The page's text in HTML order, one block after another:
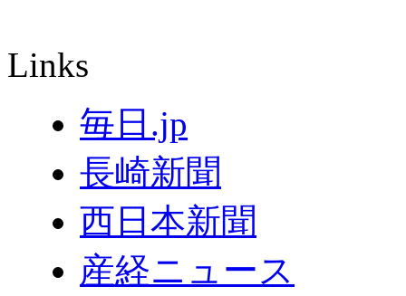
Links
毎日.jp
長崎新聞
西日本新聞
産経ニュース